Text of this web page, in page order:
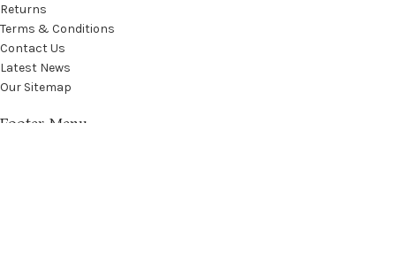
Returns
Terms & Conditions
Contact Us
Latest News
Our Sitemap
Footer Menu